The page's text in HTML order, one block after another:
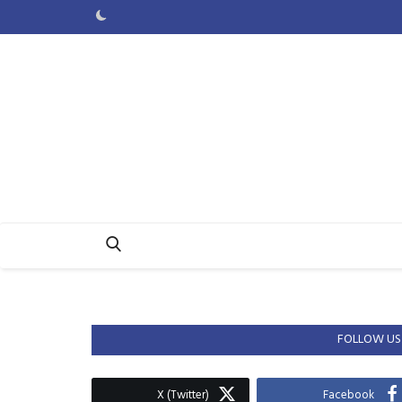
FOLLOW US
Facebook
X (Twitter)